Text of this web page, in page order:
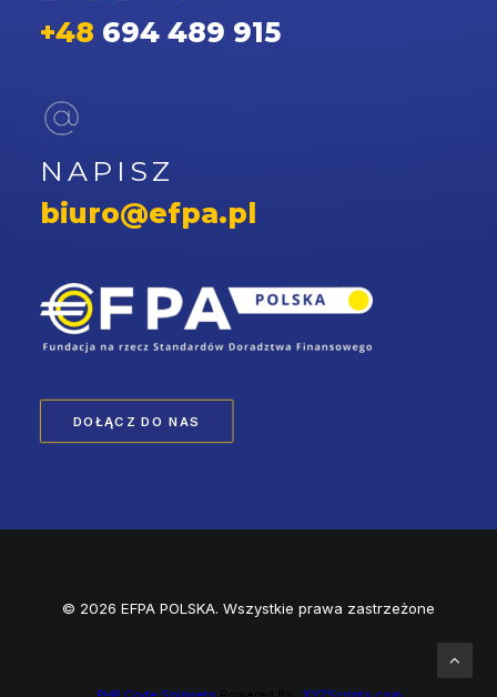
DOŁĄCZ DO NAS
+48 694 489 915
NAPISZ
biuro@efpa.pl
© 2026 EFPA POLSKA. Wszystkie prawa zastrzeżone